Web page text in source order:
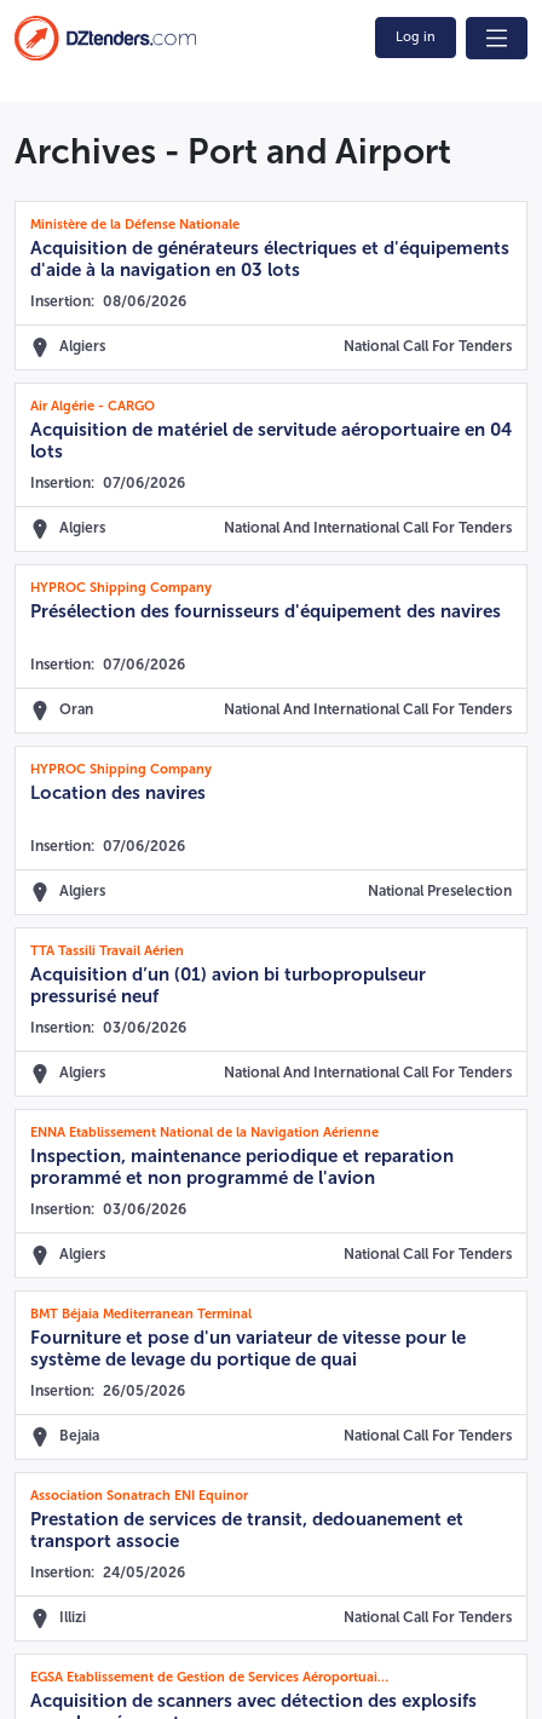
Log in
Archives - Port and Airport
Ministère de la Défense Nationale
Acquisition de générateurs électriques et d'équipements
d'aide à la navigation en 03 lots
Insertion: 08/06/2026
Algiers National Call For Tenders
Air Algérie - CARGO
Acquisition de matériel de servitude aéroportuaire en 04
lots
Insertion: 07/06/2026
Algiers National And International Call For Tenders
HYPROC Shipping Company
Présélection des fournisseurs d'équipement des navires
Insertion: 07/06/2026
Oran National And International Call For Tenders
HYPROC Shipping Company
Location des navires
Insertion: 07/06/2026
Algiers National Preselection
TTA Tassili Travail Aérien
Acquisition d’un (01) avion bi turbopropulseur
pressurisé neuf
Insertion: 03/06/2026
Algiers National And International Call For Tenders
ENNA Etablissement National de la Navigation Aérienne
Inspection, maintenance periodique et reparation
prorammé et non programmé de l'avion
Insertion: 03/06/2026
Algiers National Call For Tenders
BMT Béjaia Mediterranean Terminal
Fourniture et pose d'un variateur de vitesse pour le
système de levage du portique de quai
Insertion: 26/05/2026
Bejaia National Call For Tenders
Association Sonatrach ENI Equinor
Prestation de services de transit, dedouanement et
transport associe
Insertion: 24/05/2026
Illizi National Call For Tenders
EGSA Etablissement de Gestion de Services Aéroportuaires d'Alger
Acquisition de scanners avec détection des explosifs